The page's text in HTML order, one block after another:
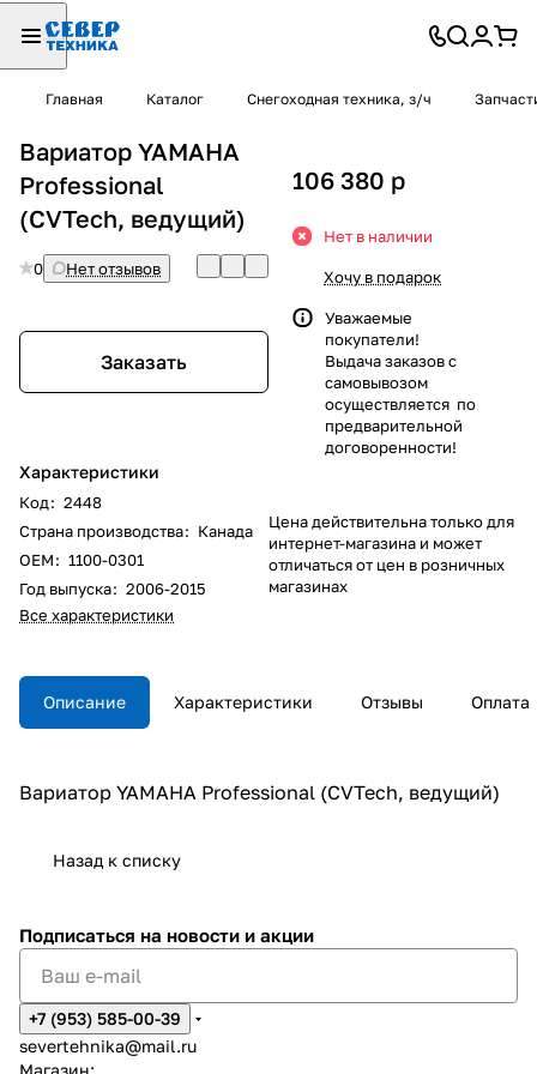
Главная Каталог Снегоходная техника, з/ч
Вариатор YAMAHA
Professional
(CVTech, ведущий)
0 Нет отзывов
Заказать
Характеристики
Код: 2448
Страна производства: Канада
ОЕM: 1100-0301
Год выпуска: 2006-2015
Все характеристики
106 380 p
Нет в наличии
Хочу в подарок
Уважаемые
покупатели!
Выдача заказов с
самовывозом
осуществляется по
предварительной
договоренности!
Цена действительна только для
интернет-магазина и может
отличаться от цен в розничных
магазинах
Описание Характеристики Отзывы Оплата
Вариатор YAMAHA Professional (CVTech, ведущий)
Назад к списку
Подписаться на новости и акции
+7 (953) 585-00-39
severtehnika@mail.ru
Магазин: